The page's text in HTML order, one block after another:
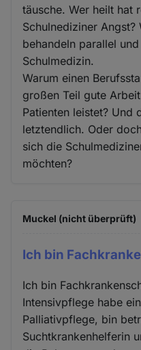
täusche. Wer heilt hat
Schulnediziner
behandeln parallel
Schulmedizin.
Warum einen
großen Teil gute
Patienten leistet? Und
letztendlich. Oder
sich die
möchten?
Muckel (nicht überprüft)
Ich bin
Ich bin
Intensivpflege habe
Palliativpflege, bin
Suchtkrankenhelferin